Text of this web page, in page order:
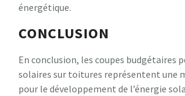
énergétique.
CONCLUSION
En conclusion, les coupes budgétaires
solaires sur toitures représentent une
pour le développement de l’énergie